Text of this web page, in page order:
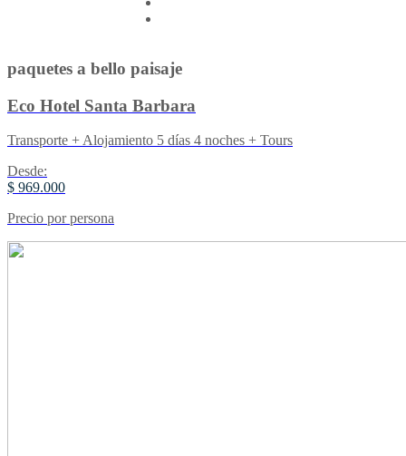
paquetes a bello paisaje
Eco Hotel Santa Barbara
Transporte + Alojamiento 5 días 4 noches + Tours
Desde:
$ 969.000
Precio por persona